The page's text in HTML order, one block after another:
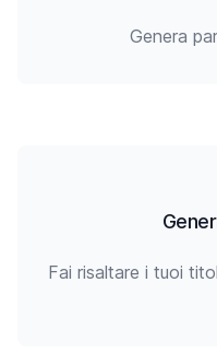
Genera
Fai risaltare i tuoi